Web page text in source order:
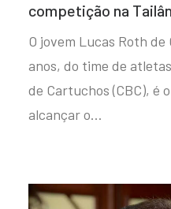
competição na
O jovem Lucas Roth
anos, do time de
de Cartuchos (CBC), é
alcançar o…